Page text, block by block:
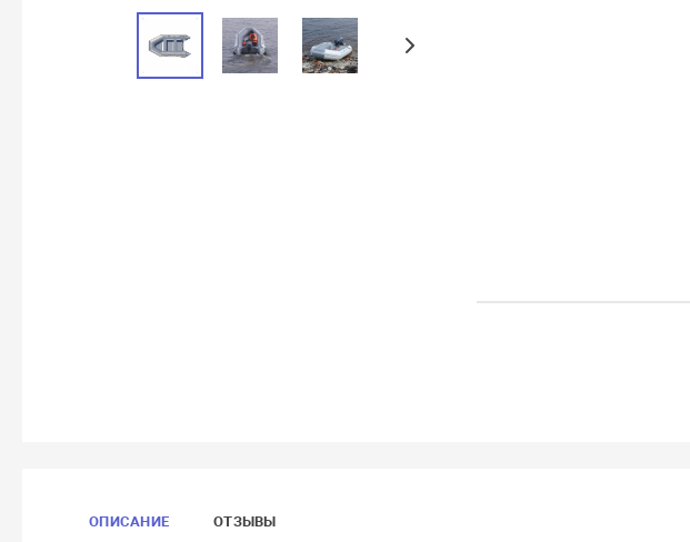
ОПИСАНИЕ ОТЗЫВЫ